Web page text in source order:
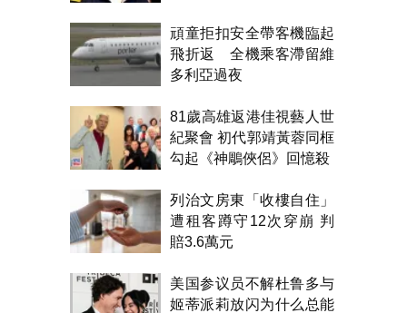
頑童拒扣安全帶客機臨起
飛折返 全機乘客滯留維
多利亞過夜
81歲高雄返港佳視藝人世
紀聚會 初代郭靖黃蓉同框
勾起《神鵰俠侶》回憶殺
列治文房東「收樓自住」
遭租客蹲守12次穿崩 判
賠3.6萬元
美国参议员不解杜鲁多与
姬蒂派莉放闪为什么总能